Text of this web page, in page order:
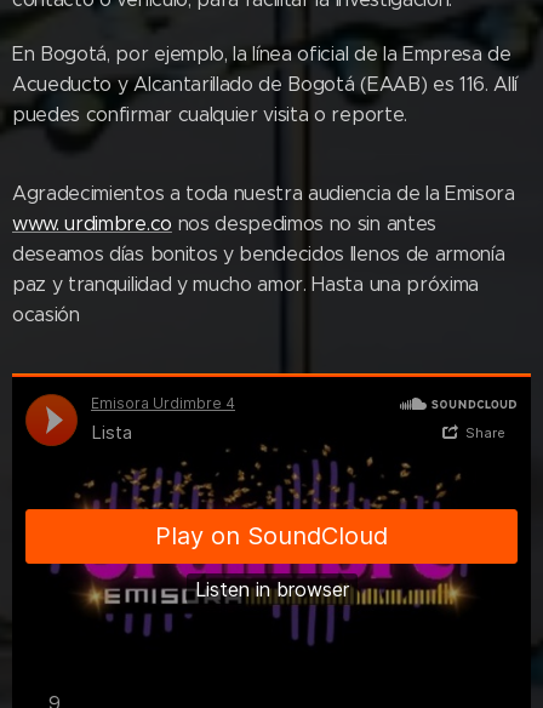
En Bogotá, por ejemplo, la línea oficial de la Empresa de
Acueducto y Alcantarillado de Bogotá (EAAB) es 116. Allí
puedes confirmar cualquier visita o reporte.
Agradecimientos a toda nuestra audiencia de la Emisora
www. urdimbre.co nos despedimos no sin antes
deseamos días bonitos y bendecidos llenos de armonía
paz y tranquilidad y mucho amor. Hasta una próxima
ocasión